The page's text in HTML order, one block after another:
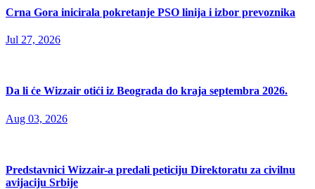
Crna Gora inicirala pokretanje PSO linija i izbor prevoznika
Jul 27, 2026
Da li će Wizzair otići iz Beograda do kraja septembra 2026.
Aug 03, 2026
Predstavnici Wizzair-a predali peticiju Direktoratu za civilnu
avijaciju Srbije